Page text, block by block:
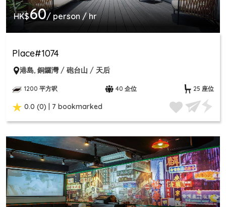
HK$60/ person / hr
Place#1074
港島, 銅鑼灣 / 砲台山 / 天后
1200 平方呎 40 企位 25 座位
0.0 (0) | 7 bookmarked